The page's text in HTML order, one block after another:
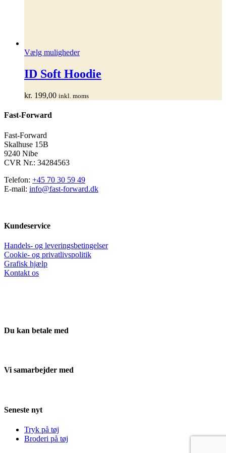
Vælg mulighederDette
flere
Mulighederne
ID Soft Hoodie
kr. 199,00 inkl. moms
Fast-Forward
Fast-Forward
Skalhuse 15B
9240 Nibe
CVR Nr.: 34284563
Telefon: +45 70 30 59 49
E-mail: info@fast-forward.dk
Kundeservice
Handels- og leveringsbetingelser
Cookie- og privatlivspolitik
Grafisk hjælp
Kontakt os
Du kan betale med
Vi samarbejder med
Seneste nyt
Tryk på tøj
Broderi på tøj